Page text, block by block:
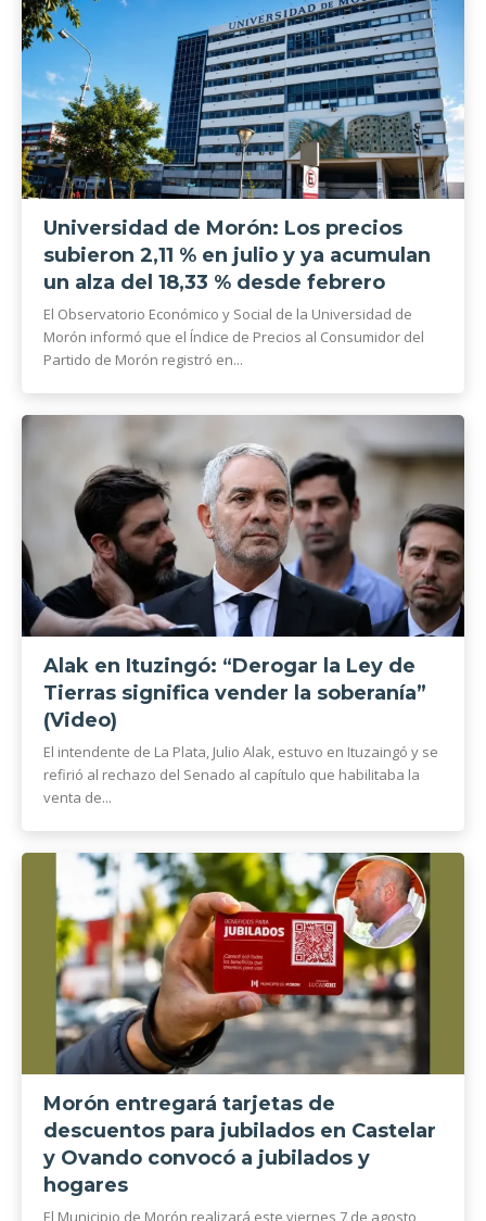
Universidad de Morón: Los precios
subieron 2,11 % en julio y ya acumulan
un alza del 18,33 % desde febrero
El Observatorio Económico y Social de la Universidad de
Morón informó que el Índice de Precios al Consumidor del
Partido de Morón registró en...
Alak en Ituzingó: “Derogar la Ley de
Tierras significa vender la soberanía”
(Video)
El intendente de La Plata, Julio Alak, estuvo en Ituzaingó y se
refirió al rechazo del Senado al capítulo que habilitaba la
venta de...
Morón entregará tarjetas de
descuentos para jubilados en Castelar
y Ovando convocó a jubilados y
hogares
El Municipio de Morón realizará este viernes 7 de agosto,